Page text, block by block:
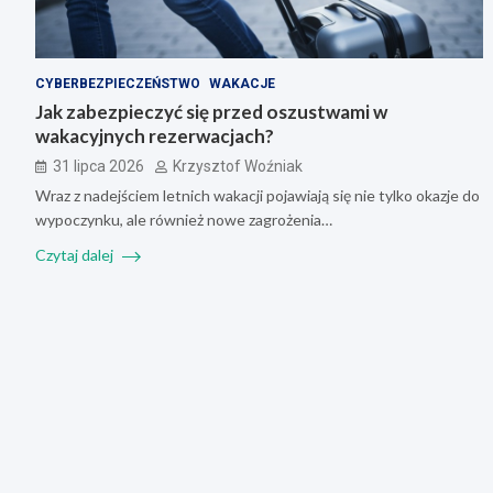
CYBERBEZPIECZEŃSTWO WAKACJE
Jak zabezpieczyć się przed oszustwami w
wakacyjnych rezerwacjach?
31 lipca 2026 Krzysztof Woźniak
Wraz z nadejściem letnich wakacji pojawiają się nie tylko okazje do
wypoczynku, ale również nowe zagrożenia…
Czytaj dalej